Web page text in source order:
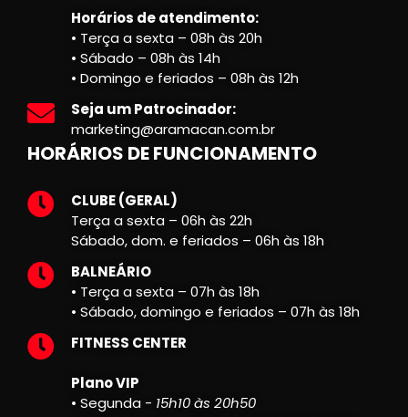
Horários de atendimento:
• Terça a sexta – 08h às 20h
• Sábado – 08h às 14h
• Domingo e feriados – 08h às 12h
Seja um Patrocinador:
marketing@aramacan.com.br
HORÁRIOS DE FUNCIONAMENTO
CLUBE (GERAL)
Terça a sexta – 06h às 22h
Sábado, dom. e feriados – 06h às 18h
BALNEÁRIO
• Terça a sexta – 07h às 18h
• Sábado, domingo e feriados – 07h às 18h
FITNESS CENTER
Plano VIP
• Segunda - 15h10 às 20h50